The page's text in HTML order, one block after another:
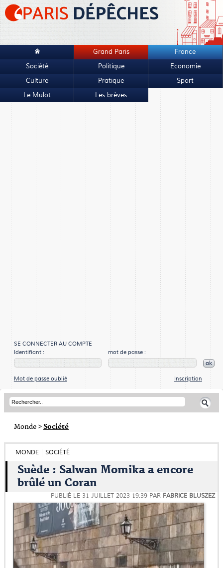
Grand Paris
France
Société
Politique
Economie
Culture
Pratique
Sport
Le Mulot
Les brèves
SE CONNECTER AU COMPTE
Identifiant :
mot de passe :
ok
Mot de passe oublié Inscription
Monde >Société
MONDE SOCIÉTÉ
Suède : Salwan Momika a encore
brûlé un Coran
PUBLIÉ LE 31 JUILLET 2023 19:39 PAR FABRICE BLUSZEZ